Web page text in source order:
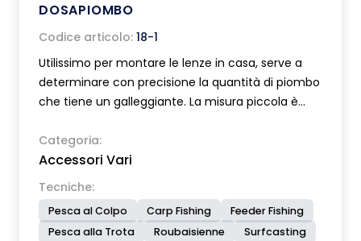
DOSAPIOMBO
Codice articolo: 18-1
Utilissimo per montare le lenze in casa, serve a
determinare con precisione la quantità di piombo
che tiene un galleggiante. La misura piccola è
acciaio o grafite mentre la misura grande per
quelli con deriva più grossa.
Categoria:
Accessori Vari
Tecniche:
Pesca al Colpo Carp Fishing
Feeder Fishing
Pesca alla Trota
Roubaisienne Surfcasting